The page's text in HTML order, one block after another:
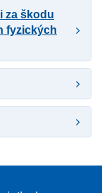
za škodu
fyzických